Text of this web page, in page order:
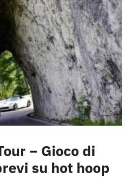
– Gioco di
su hot hoop